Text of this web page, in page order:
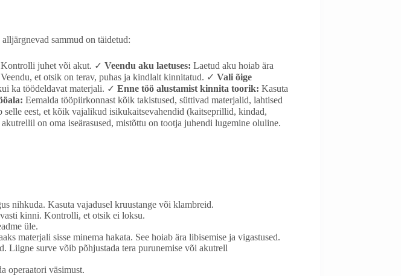
sammud on täidetud:
Kontrolli juhet või akut. ✓ Veendu aku laetuses: Laetud aku hoiab ära
Veendu, et otsik on terav, puhas ja kindlalt kinnitatud. ✓ Vali õige
ka töödeldavat materjali. ✓ Enne töö alustamist kinnita toorik: Kasuta
Eemalda tööpiirkonnast kõik takistused, süttivad materjalid, lahtised
selle eest, et kõik vajalikud isikukaitsevahendid (kaitseprillid, kindad,
on oma iseärasused, mistõttu on tootja juhendi lugemine oluline.
nihkuda. Kasuta vajadusel kruustange või klambreid.
kinni. Kontrolli, et otsik ei loksu.
üle.
materjali sisse minema hakata. See hoiab ära libisemise ja vigastused.
Liigne surve võib põhjustada tera purunemise või akutrell
operaatori väsimust.